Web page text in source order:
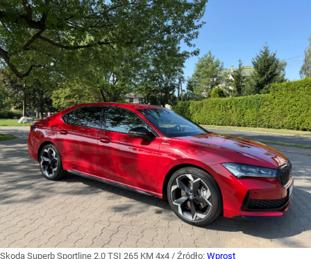
Skoda Superb Sportline 2.0 TSI 265 KM 4x4 / Źródło: Wprost